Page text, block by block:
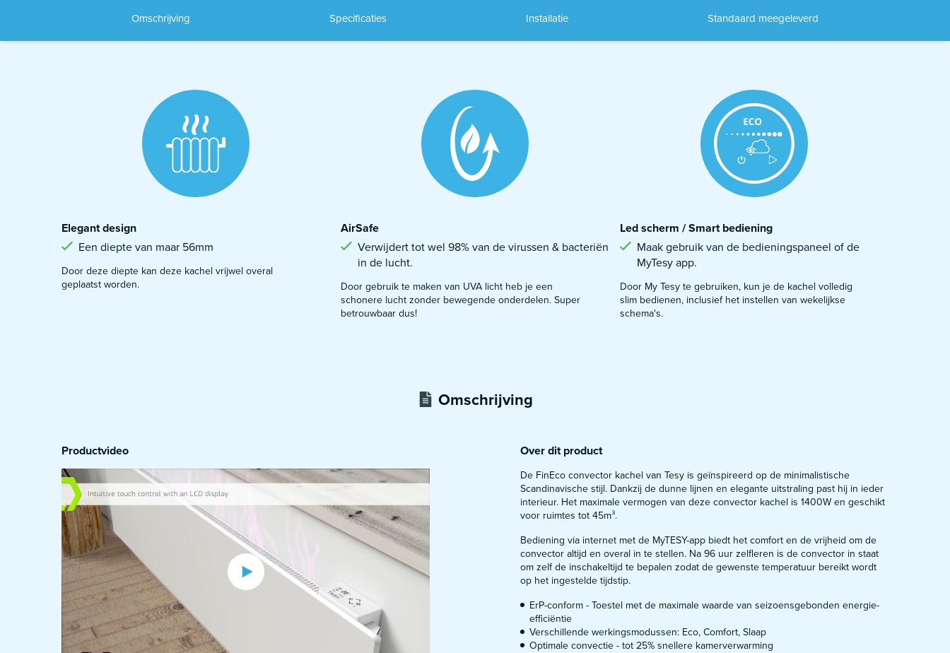
Omschrijving Specificaties Installatie Standaard meegeleverd
Elegant design
Een diepte van maar 56mm
Door deze diepte kan deze kachel vrijwel overal
geplaatst worden.
AirSafe
Verwijdert tot wel 98% van de virussen & bacteriën
in de lucht.
Door gebruik te maken van UVA licht heb je een
schonere lucht zonder bewegende onderdelen. Super
betrouwbaar dus!
Led scherm / Smart bediening
Maak gebruik van de bedieningspaneel of de
MyTesy app.
Door My Tesy te gebruiken, kun je de kachel volledig
slim bedienen, inclusief het instellen van wekelijkse
schema's.
Omschrijving
Productvideo Over dit product
De FinEco convector kachel van Tesy is geïnspireerd op de minimalistische
Scandinavische stijl. Dankzij de dunne lijnen en elegante uitstraling past hij in ieder
interieur. Het maximale vermogen van deze convector kachel is 1400W en geschikt
voor ruimtes tot 45m³.
Bediening via internet met de MyTESY-app biedt het comfort en de vrijheid om de
convector altijd en overal in te stellen. Na 96 uur zelfleren is de convector in staat
om zelf de inschakeltijd te bepalen zodat de gewenste temperatuur bereikt wordt
op het ingestelde tijdstip.
ErP-conform - Toestel met de maximale waarde van seizoensgebonden energie-
efficiëntie
Verschillende werkingsmodussen: Eco, Comfort, Slaap
Optimale convectie - tot 25% snellere kamerverwarming